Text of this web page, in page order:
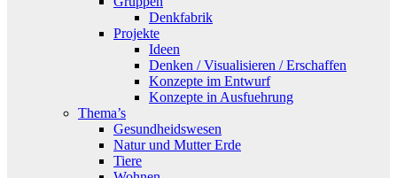
Denkfabrik
Projekte
Ideen
Denken / Visualisieren / Erschaffen
Konzepte im Entwurf
Konzepte in Ausfuehrung
Thema’s
Gesundheidswesen
Natur und Mutter Erde
Tiere